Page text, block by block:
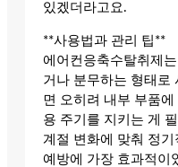
있겠더라고요.
**사용법과 관리 팁**
에어컨응축수탈취제
거나 분무하는 형태로
면 오히려 내부 부품
용 주기를 지키는 게
계절 변화에 맞춰 정
예방에 가장 효과적이